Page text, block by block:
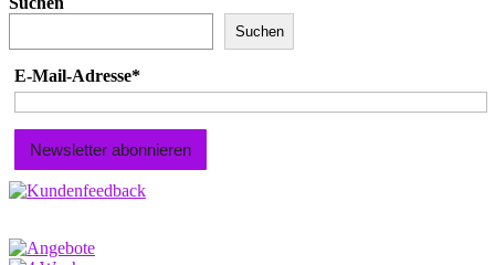
Suchen
E-Mail-Adresse*